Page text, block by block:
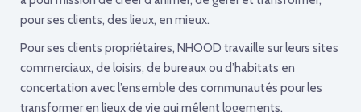
pour ses clients, des lieux, en mieux.
Pour ses clients propriétaires, NHOOD travaille sur leurs sites
commerciaux, de loisirs, de bureaux ou d’habitats en
concertation avec l’ensemble des communautés pour les
transformer en lieux de vie qui mêlent logements,